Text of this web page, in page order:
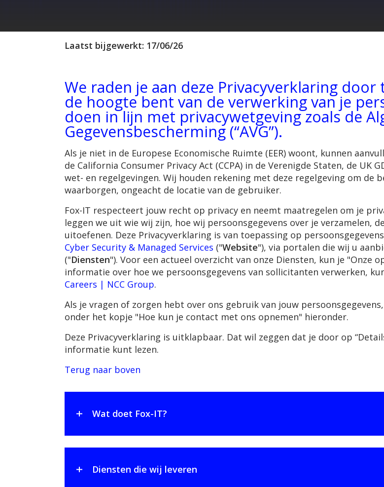
Laatst bijgewerkt: 17/06/26
We raden je aan deze Privacyverklaring
de hoogte bent van de verwerking van je
doen in lijn met privacywetgeving zoals de
Gegevensbescherming (“AVG”).
Als je niet in de Europese Economische Ruimte (EER) woont, kunnen
de California Consumer Privacy Act (CCPA) in de Verenigde Staten, de UK
wet- en regelgevingen. Wij houden rekening met deze regelgeving om de
waarborgen, ongeacht de locatie van de gebruiker.
Fox-IT respecteert jouw recht op privacy en neemt maatregelen om je
leggen we uit wie wij zijn, hoe wij persoonsgegevens over je verzamelen,
uitoefenen. Deze Privacyverklaring is van toepassing op
Cyber Security & Managed Services ("Website"), via portalen die wij u
("Diensten"). Voor een actueel overzicht van onze Diensten, kun je "Onze
informatie over hoe we persoonsgegevens van sollicitanten verwerken,
Careers | NCC Group.
Als je vragen of zorgen hebt over ons gebruik van jouw
onder het kopje "Hoe kun je contact met ons opnemen" hieronder.
Deze Privacyverklaring is uitklapbaar. Dat wil zeggen dat je door op
informatie kunt lezen.
Terug naar boven
Wat doet Fox-IT?
Diensten die wij leveren